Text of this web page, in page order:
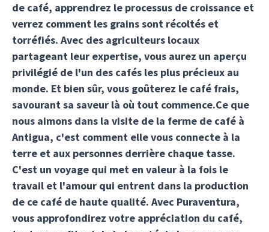
de café, apprendrez le processus de croissance et
verrez comment les grains sont récoltés et
torréfiés. Avec des agriculteurs locaux
partageant leur expertise, vous aurez un aperçu
privilégié de l'un des cafés les plus précieux au
monde. Et bien sûr, vous goûterez le café frais,
savourant sa saveur là où tout commence.Ce que
nous aimons dans la visite de la ferme de café à
Antigua, c'est comment elle vous connecte à la
terre et aux personnes derrière chaque tasse.
C'est un voyage qui met en valeur à la fois le
travail et l'amour qui entrent dans la production
de ce café de haute qualité. Avec Puraventura,
vous approfondirez votre appréciation du café,